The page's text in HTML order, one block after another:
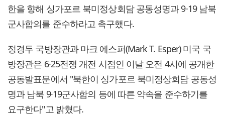
한을 향해 싱가포르 북미정상회담 공동성명과 9·19 남북
군사합의를 준수하라고 촉구했다.
정경두 국방장관과 마크 에스퍼(Mark T. Esper) 미국 국
방장관은 6·25전쟁 개전 시점인 이날 오전 4시에 공개한
공동발표문에서 "북한이 싱가포르 북미정상회담 공동성
명과 남북 9·19군사합의 등에 따른 약속을 준수하기를
요구한다"고 밝혔다.